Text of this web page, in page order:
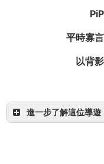
OMSB 水難救助
【1日】冒險！「
平時寡
以背
進一步了解這位導遊